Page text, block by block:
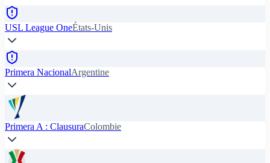
USL League OneÉtats-Unis
Primera NacionalArgentine
Primera A : ClausuraColombie